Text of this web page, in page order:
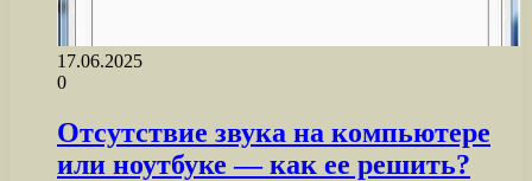
17.06.2025
0
Отсутствие звука на компьютере
или ноутбуке — как ее решить?